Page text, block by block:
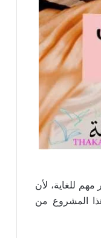
للغاية، لأن
المشروع من